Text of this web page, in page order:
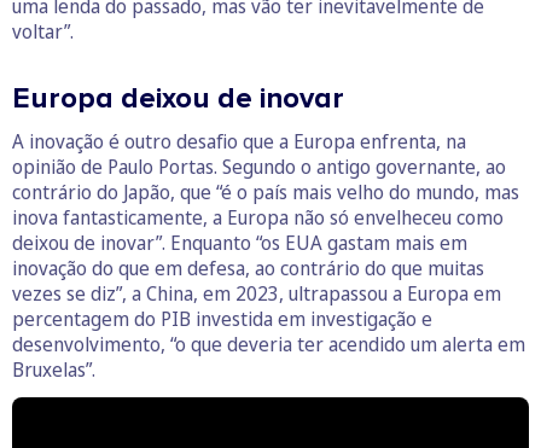
uma lenda do passado, mas vão ter inevitavelmente de
voltar”.
Europa deixou de inovar
A inovação é outro desafio que a Europa enfrenta, na
opinião de Paulo Portas. Segundo o antigo governante, ao
contrário do Japão, que “é o país mais velho do mundo, mas
inova fantasticamente, a Europa não só envelheceu como
deixou de inovar”. Enquanto “os EUA gastam mais em
inovação do que em defesa, ao contrário do que muitas
vezes se diz”, a China, em 2023, ultrapassou a Europa em
percentagem do PIB investida em investigação e
desenvolvimento, “o que deveria ter acendido um alerta em
Bruxelas”.